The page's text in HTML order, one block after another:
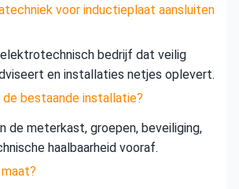
voor inductieplaat aansluiten
bedrijf dat veilig
en installaties netjes oplevert.
bestaande installatie?
de meterkast, groepen, beveiliging,
haalbaarheid vooraf.